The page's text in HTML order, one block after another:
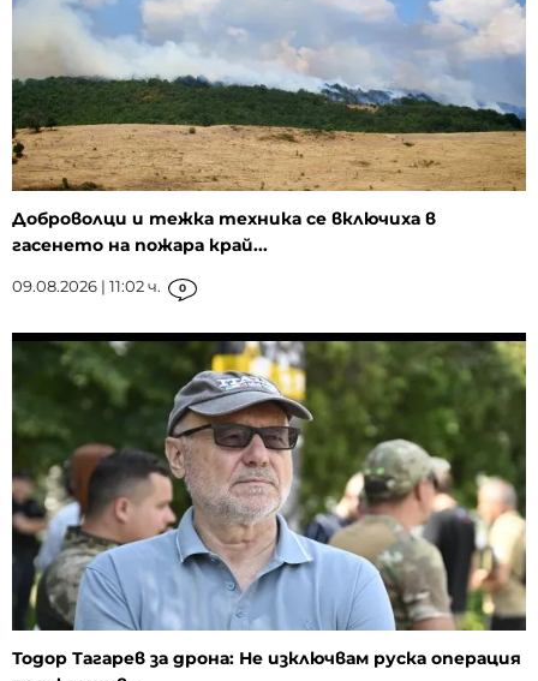
Доброволци и тежка техника се включиха в
гасенето на пожара край...
09.08.2026 | 11:02 ч. 0
Тодор Тагарев за дрона: Не изключвам руска операция